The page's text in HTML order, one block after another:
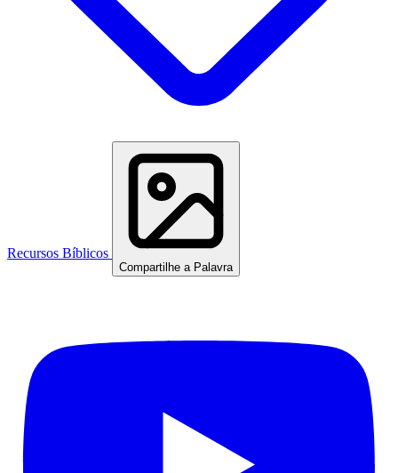
Recursos Bíblicos
Compartilhe a Palavra